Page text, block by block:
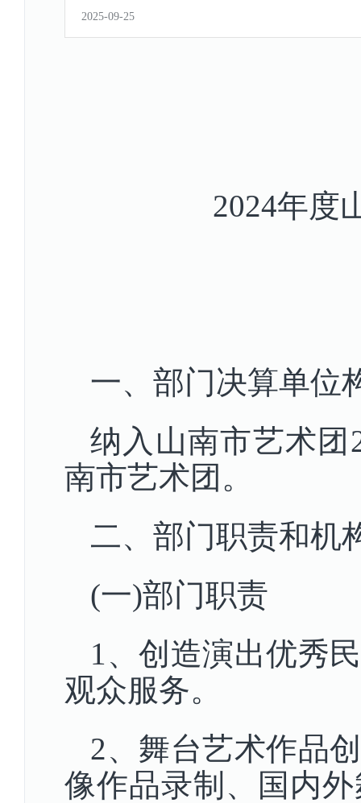
2025-09-25
2024年度
一、部门决算单位
纳入山南市艺术团
南市艺术团。
二、部门职责和机
(一)部门职责
1、创造演出优秀
观众服务。
2、舞台艺术作品
像作品录制、国内